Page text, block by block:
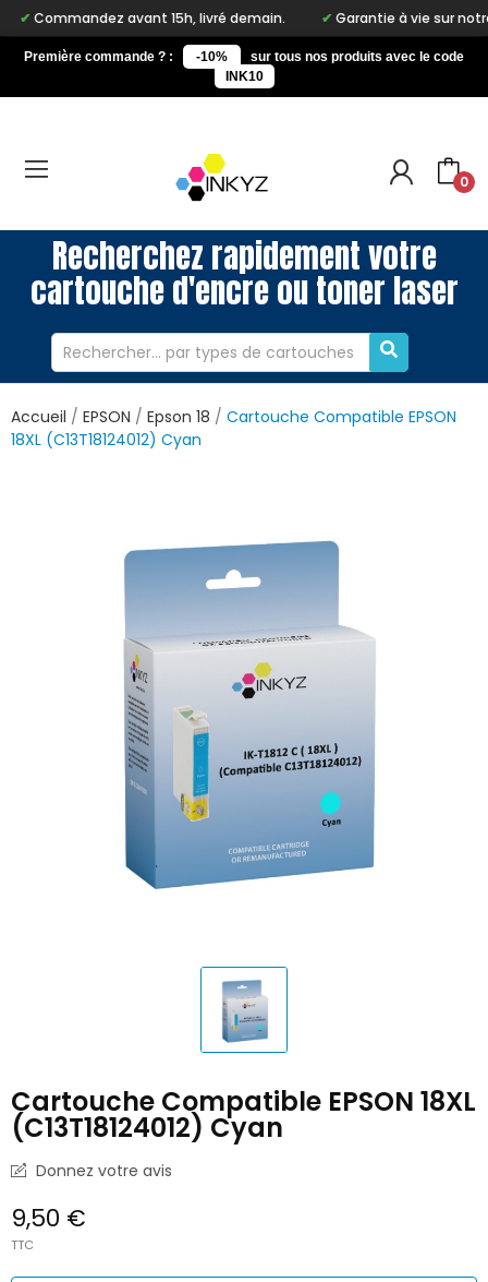
avant 15h, livré demain. Garantie à vie sur notre marque Inkyz
Première commande ? : -10%
sur tous nos produits avec le code
INK10
0
Recherchez rapidement votre
cartouche d'encre ou toner laser
Accueil EPSON Epson 18
Cartouche Compatible EPSON
18XL (C13T18124012) Cyan
Cartouche Compatible EPSON 18XL
(C13T18124012) Cyan
Donnez votre avis
9,50 €
TTC